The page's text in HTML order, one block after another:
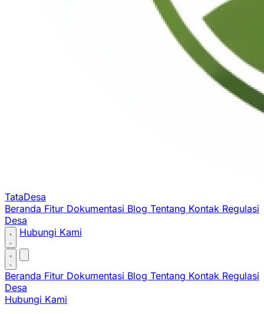
TataDesa
Beranda Fitur Dokumentasi Blog Tentang Kontak Regulasi
Desa
Hubungi Kami
Beranda Fitur Dokumentasi Blog Tentang Kontak Regulasi
Desa
Hubungi Kami